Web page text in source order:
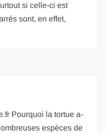
si celle-ci est
sont, en effet,
Pourquoi la tortue a-
espèces de